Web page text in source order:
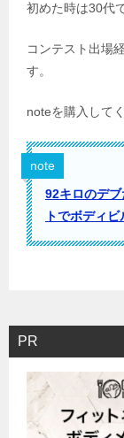
初めた時は30代
コンテスト出場
す。
noteを購入して
note
92キロのデ
トでボディ
PR